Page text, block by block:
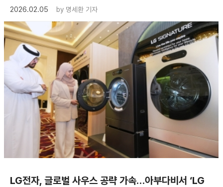
2026.02.05
by 명세환 기자
LG전자, 글로벌 사우스 공략 가속…아부다비서 ‘LG